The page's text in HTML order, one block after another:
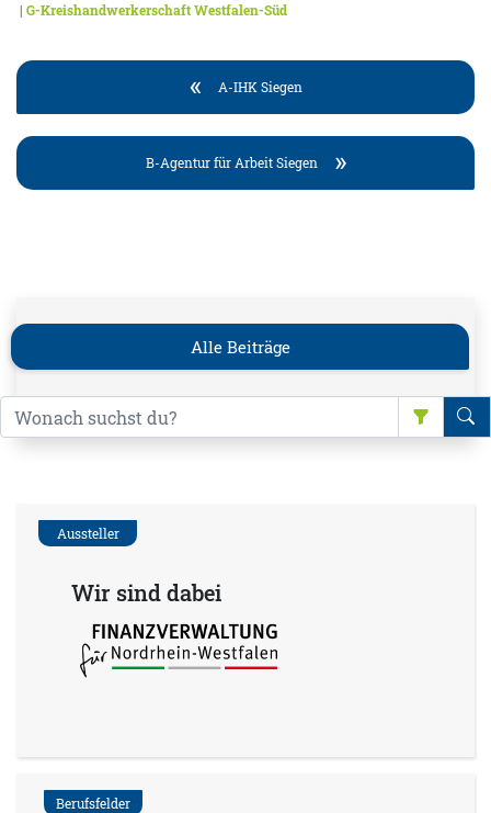
G-Kreishandwerkerschaft Westfalen-Süd
A-IHK Siegen
B-Agentur für Arbeit Siegen
Alle Beiträge
Aussteller
Wir sind dabei
Berufsfelder